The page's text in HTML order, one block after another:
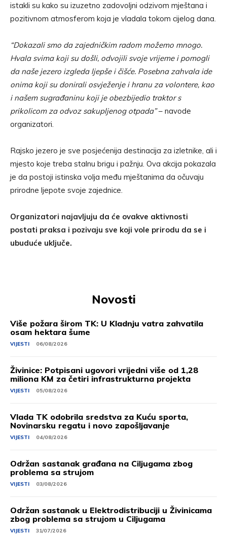
istakli su kako su izuzetno zadovoljni odzivom mještana i
pozitivnom atmosferom koja je vladala tokom cijelog dana.
“Dokazali smo da zajedničkim radom možemo mnogo.
Hvala svima koji su došli, odvojili svoje vrijeme i pomogli
da naše jezero izgleda ljepše i čišće. Posebna zahvala ide
onima koji su donirali osvježenje i hranu za volontere, kao
i našem sugrađaninu koji je obezbijedio traktor s
prikolicom za odvoz sakupljenog otpada”– navode
organizatori.
Rajsko jezero je sve posjećenija destinacija za izletnike, ali i
mjesto koje treba stalnu brigu i pažnju. Ova akcija pokazala
je da postoji istinska volja među mještanima da očuvaju
prirodne ljepote svoje zajednice.
Organizatori najavljuju da će ovakve aktivnosti
postati praksa i pozivaju sve koji vole prirodu da se i
ubuduće uključe.
Novosti
Više požara širom TK: U Kladnju vatra zahvatila
osam hektara šume
VIJESTI 06/08/2026
Živinice: Potpisani ugovori vrijedni više od 1,28
miliona KM za četiri infrastrukturna projekta
VIJESTI 05/08/2026
Vlada TK odobrila sredstva za Kuću sporta,
Novinarsku regatu i novo zapošljavanje
VIJESTI 04/08/2026
Održan sastanak građana na Ciljugama zbog
problema sa strujom
VIJESTI 03/08/2026
Održan sastanak u Elektrodistribuciji u Živinicama
zbog problema sa strujom u Ciljugama
VIJESTI 31/07/2026